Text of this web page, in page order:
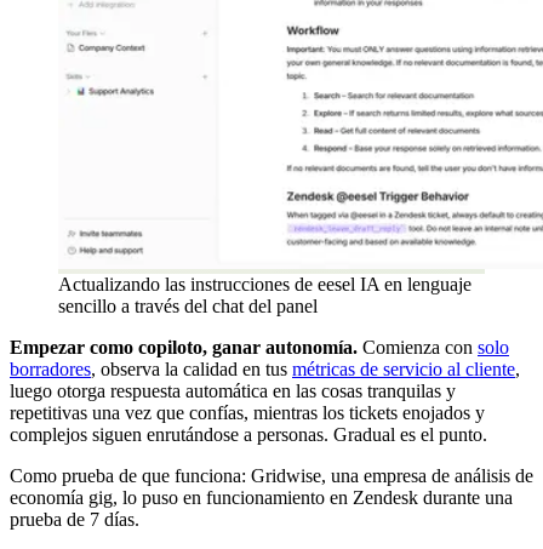
Actualizando las instrucciones de eesel IA en lenguaje
sencillo a través del chat del panel
Empezar como copiloto, ganar autonomía. Comienza con solo
borradores, observa la calidad en tus métricas de servicio al cliente,
luego otorga respuesta automática en las cosas tranquilas y
repetitivas una vez que confías, mientras los tickets enojados y
complejos siguen enrutándose a personas. Gradual es el punto.
Como prueba de que funciona: Gridwise, una empresa de análisis de
economía gig, lo puso en funcionamiento en Zendesk durante una
prueba de 7 días.